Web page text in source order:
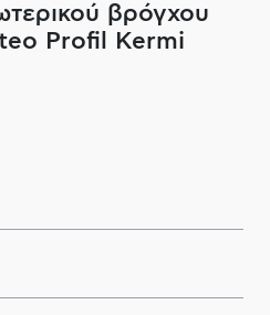
βρόγχου
Profil Kermi